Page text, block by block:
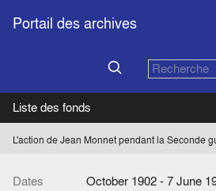
Portail des archives
Liste des fonds
L'action de Jean Monnet pendant la Seconde
Dates
October 1902 - 7 June